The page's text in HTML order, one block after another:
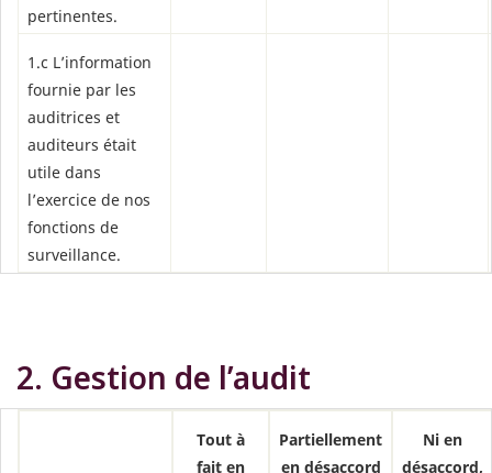
pertinentes.
1.c L’information
fournie par les
auditrices et
auditeurs était
utile dans
l’exercice de nos
fonctions de
surveillance.
2. Gestion de l’audit
Tout à
fait en
Partiellement
en désaccord
Ni en
désaccord,